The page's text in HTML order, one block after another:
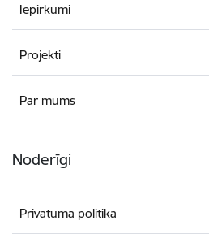
Iepirkumi
Projekti
Par mums
Noderīgi
Privātuma politika